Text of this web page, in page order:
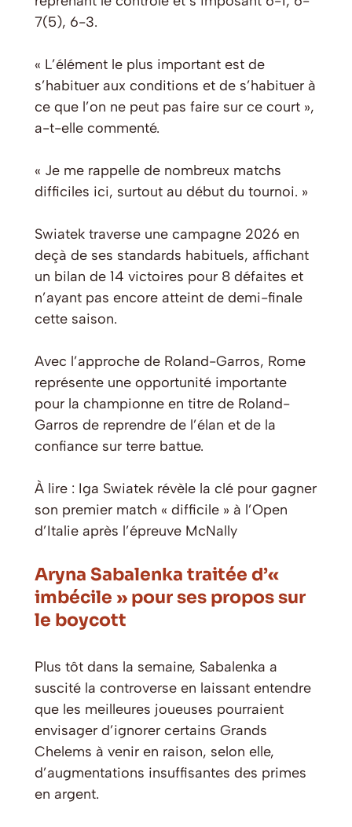
7(5), 6-3.
« L’élément le plus important est de
s’habituer aux conditions et de s’habituer à
ce que l’on ne peut pas faire sur ce court »,
a-t-elle commenté.
« Je me rappelle de nombreux matchs
difficiles ici, surtout au début du tournoi. »
Swiatek traverse une campagne 2026 en
deçà de ses standards habituels, affichant
un bilan de 14 victoires pour 8 défaites et
n’ayant pas encore atteint de demi-finale
cette saison.
Avec l’approche de Roland-Garros, Rome
représente une opportunité importante
pour la championne en titre de Roland-
Garros de reprendre de l’élan et de la
confiance sur terre battue.
À lire : Iga Swiatek révèle la clé pour gagner
son premier match « difficile » à l’Open
d’Italie après l’épreuve McNally
Aryna Sabalenka traitée d’«
imbécile » pour ses propos sur
le boycott
Plus tôt dans la semaine, Sabalenka a
suscité la controverse en laissant entendre
que les meilleures joueuses pourraient
envisager d’ignorer certains Grands
Chelems à venir en raison, selon elle,
d’augmentations insuffisantes des primes
en argent.